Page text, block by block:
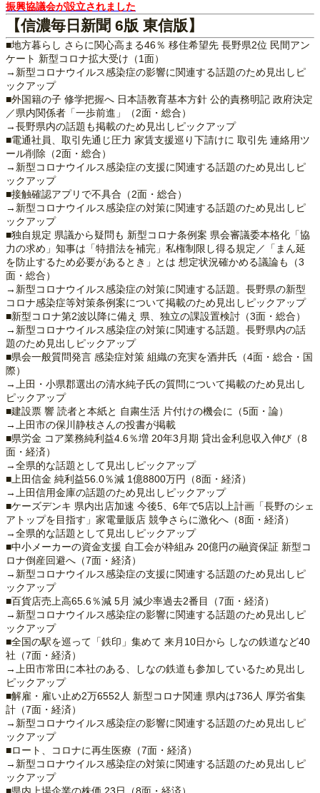
振興協議会が設立されました
【信濃毎日新聞 6版 東信版】
■地方暮らし さらに関心高まる46％ 移住希望先 長野県2位 民間アン
ケート 新型コロナ拡大受け（1面）
→新型コロナウイルス感染症の影響に関連する話題のため見出しピ
ックアップ
■外国籍の子 修学把握へ 日本語教育基本方針 公的責務明記 政府決定
／県内関係者「一歩前進」（2面・総合）
→長野県内の話題も掲載のため見出しピックアップ
■電通社員、取引先通じ圧力 家賃支援巡り下請けに 取引先 連絡用ツ
ール削除（2面・総合）
→新型コロナウイルス感染症の支援に関連する話題のため見出しピ
ックアップ
■接触確認アプリで不具合（2面・総合）
→新型コロナウイルス感染症の対策に関連する話題のため見出しピ
ックアップ
■独自規定 県議から疑問も 新型コロナ条例案 県会審議委本格化「協
力の求め」知事は「特措法を補完」私権制限し得る規定／「まん延
を防止するため必要があるとき」とは 想定状況確かめる議論も（3
面・総合）
→新型コロナウイルス感染症の対策に関連する話題。長野県の新型
コロナ感染症等対策条例案について掲載のため見出しピックアップ
■新型コロナ第2波以降に備え 県、独立の課設置検討（3面・総合）
→新型コロナウイルス感染症の対策に関連する話題。長野県内の話
題のため見出しピックアップ
■県会一般質問発言 感染症対策 組織の充実を酒井氏（4面・総合・国
際）
→上田・小県郡選出の清水純子氏の質問について掲載のため見出し
ピックアップ
■建設票 響 読者と本紙と 自粛生活 片付けの機会に（5面・論）
→上田市の保川静枝さんの投書が掲載
■県労金 コア業務純利益4.6％増 20年3月期 貸出金利息収入伸び（8
面・経済）
→全県的な話題として見出しピックアップ
■上田信金 純利益56.0％減 1億8800万円（8面・経済）
→上田信用金庫の話題のため見出しピックアップ
■ケーズデンキ 県内出店加速 今後5、6年で5店以上計画「長野のシェ
アトップを目指す」家電量販店 競争さらに激化へ（8面・経済）
→全県的な話題として見出しピックアップ
■中小メーカーの資金支援 自工会が枠組み 20億円の融資保証 新型コ
ロナ倒産回避へ（7面・経済）
→新型コロナウイルス感染症の支援に関連する話題のため見出しピ
ックアップ
■百貨店売上高65.6％減 5月 減少率過去2番目（7面・経済）
→新型コロナウイルス感染症の影響に関連する話題のため見出しピ
ックアップ
■全国の駅を巡って「鉄印」集めて 来月10日から しなの鉄道など40
社（7面・経済）
→上田市常田に本社のある、しなの鉄道も参加しているため見出し
ピックアップ
■解雇・雇い止め2万6552人 新型コロナ関連 県内は736人 厚労省集
計（7面・経済）
→新型コロナウイルス感染症の影響に関連する話題のため見出しピ
ックアップ
■ロート、コロナに再生医療（7面・経済）
→新型コロナウイルス感染症の対策に関連する話題のため見出しピ
ックアップ